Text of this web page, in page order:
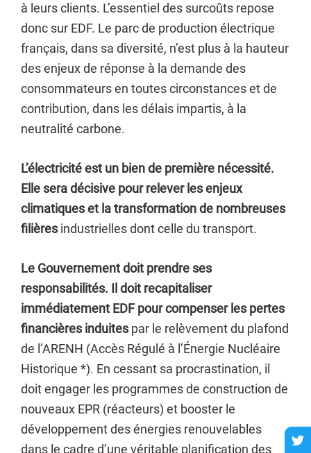
à leurs clients. L’essentiel des surcoûts repose
donc sur EDF. Le parc de production électrique
français, dans sa diversité, n’est plus à la hauteur
des enjeux de réponse à la demande des
consommateurs en toutes circonstances et de
contribution, dans les délais impartis, à la
neutralité carbone.
L’électricité est un bien de première nécessité.
Elle sera décisive pour relever les enjeux
climatiques et la transformation de nombreuses
filières industrielles dont celle du transport.
Le Gouvernement doit prendre ses
responsabilités. Il doit recapitaliser
immédiatement EDF pour compenser les pertes
financières induites par le relèvement du plafond
de l’ARENH (Accès Régulé à l’Énergie Nucléaire
Historique *). En cessant sa procrastination, il
doit engager les programmes de construction de
nouveaux EPR (réacteurs) et booster le
développement des énergies renouvelables
dans le cadre d’une véritable planification des